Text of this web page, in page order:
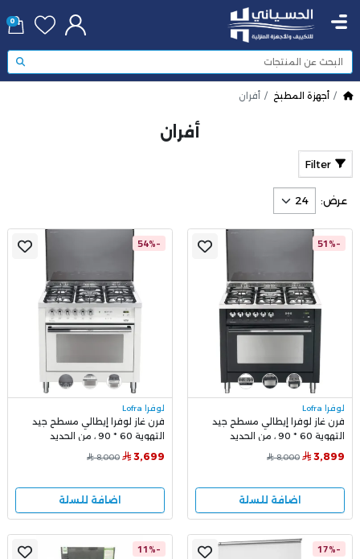
0
أجهزة المطبخ أفران
أفران
Filter
عرض:
-51%
لوفرا Lofra
فرن غاز لوفرا إيطالي مسطح جيد
التهوية 60 * 90 ، من الحديد
المصبوب باللون الاسود -
PNMG96G2VG/CI
3,899
8,000
اضافة للسلة
-54%
لوفرا Lofra
فرن غاز لوفرا إيطالي مسطح جيد
التهوية 60 * 90 ، من الحديد
المصبوب باللون الأبيض -
PBPG96G2VG/CI
3,699
8,000
اضافة للسلة
-17%
-11%